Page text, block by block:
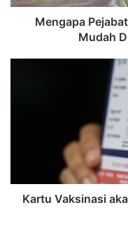
Mengapa
Mudah
Kartu Vaksinasi